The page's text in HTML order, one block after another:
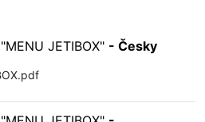
"MENU JETIBOX" - Česky